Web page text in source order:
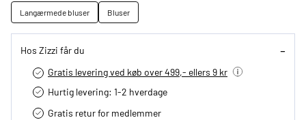
Langærmede bluser Bluser
Hos Zizzi får du
Gratis levering ved køb over 499,- ellers 9 kr
Hurtig levering­: 1-2 hverdage
Gratis retur for medlemmer